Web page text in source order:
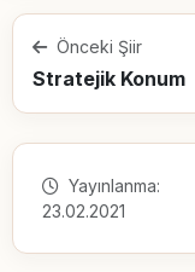
Önceki Şiir
Stratejik Konum
Yayınlanma:
23.02.2021